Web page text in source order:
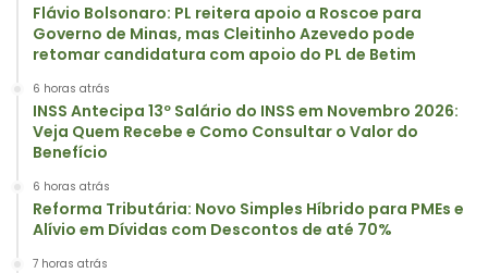
Flávio Bolsonaro: PL reitera apoio a Roscoe para
Governo de Minas, mas Cleitinho Azevedo pode
retomar candidatura com apoio do PL de Betim
6 horas atrás
INSS Antecipa 13º Salário do INSS em Novembro 2026:
Veja Quem Recebe e Como Consultar o Valor do
Benefício
6 horas atrás
Reforma Tributária: Novo Simples Híbrido para PMEs e
Alívio em Dívidas com Descontos de até 70%
7 horas atrás